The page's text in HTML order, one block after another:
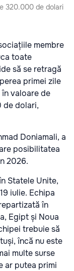
320.000 de dolari
membre
toate
să se retragă
primei zile
valoare de
dolari,
Doniamali, a
posibilitatea
2026.
Statele Unite,
iulie. Echipa
în
Egipt și Noua
trebuie să
încă nu este
multe surse
ar putea primi